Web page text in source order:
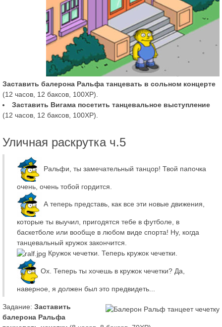
Заставить балерона Ральфа танцевать в сольном концерте
(12 часов, 12 баксов, 100XP).
Заставить Вигама посетить танцевальное выступление
(12 часов, 12 баксов, 100XP).
Уличная раскрутка ч.5
Ральфи, ты замечательный танцор! Твой папочка
очень, очень тобой гордится.
А теперь представь, как все эти новые движения,
которые ты выучил, пригодятся тебе в футболе, в
баскетболе или вообще в любом виде спорта! Ну, когда
танцевальный кружок закончится.
Кружок чечетки. Теперь кружок чечетки.
Ох. Теперь ты хочешь в кружок чечетки? Да,
наверное, я должен был это предвидеть...
Задание: Заставить
балерона Ральфа